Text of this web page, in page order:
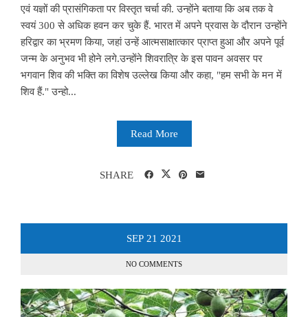
एवं यज्ञों की प्रासंगिकता पर विस्तृत चर्चा की. उन्होंने बताया कि अब तक वे
स्वयं 300 से अधिक हवन कर चुके हैं. भारत में अपने प्रवास के दौरान उन्होंने
हरिद्वार का भ्रमण किया, जहां उन्हें आत्मसाक्षात्कार प्राप्त हुआ और अपने पूर्व
जन्म के अनुभव भी होने लगे.उन्होंने शिवरात्रि के इस पावन अवसर पर
भगवान शिव की भक्ति का विशेष उल्लेख किया और कहा, "हम सभी के मन में
शिव हैं." उन्हो...
Read More
SHARE
SEP 21 2021
NO COMMENTS